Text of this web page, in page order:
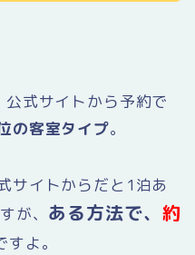
式サイトから予約で
の客室タイプ。
サイトからだと1泊あ
が、 ある方法で、 約
すよ。